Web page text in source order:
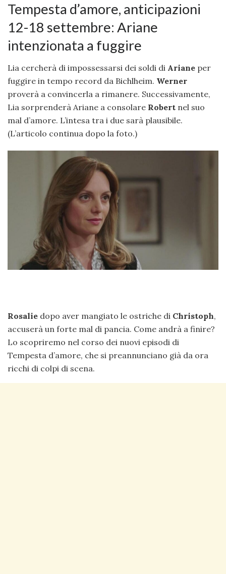
Tempesta d’amore, anticipazioni
12-18 settembre: Ariane
intenzionata a fuggire
Lia cercherà di impossessarsi dei soldi di Ariane per
fuggire in tempo record da Bichlheim. Werner
proverà a convincerla a rimanere. Successivamente,
Lia sorprenderà Ariane a consolare Robert nel suo
mal d’amore. L’intesa tra i due sarà plausibile.
(L’articolo continua dopo la foto.)
Rosalie dopo aver mangiato le ostriche di Christoph,
accuserà un forte mal di pancia. Come andrà a finire?
Lo scopriremo nel corso dei nuovi episodi di
Tempesta d’amore, che si preannunciano già da ora
ricchi di colpi di scena.